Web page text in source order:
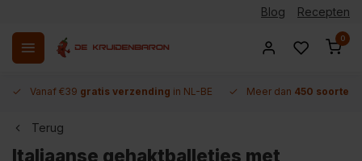
Blog Recepten
0
Vanaf €39 gratis verzending in NL-BE Meer dan 450 soorten
Terug
Italiaanse gehaktballetjes met